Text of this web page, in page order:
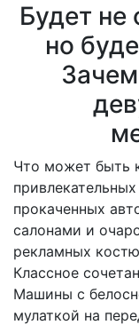
Будет не
но
Что может быть
прокаченных
салонами и
рекламных
Классное
Машины с
мулаткой на